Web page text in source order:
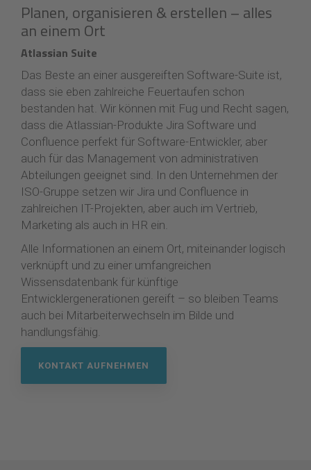
Planen, organisieren & erstellen – alles
an einem Ort
Atlassian Suite
Das Beste an einer ausgereiften Software-Suite ist,
dass sie eben zahlreiche Feuertaufen schon
bestanden hat. Wir können mit Fug und Recht sagen,
dass die Atlassian-Produkte Jira Software und
Confluence perfekt für Software-Entwickler, aber
auch für das Management von administrativen
Abteilungen geeignet sind. In den Unternehmen der
ISO-Gruppe setzen wir Jira und Confluence in
zahlreichen IT-Projekten, aber auch im Vertrieb,
Marketing als auch in HR ein.
Alle Informationen an einem Ort, miteinander logisch
verknüpft und zu einer umfangreichen
Wissensdatenbank für künftige
Entwicklergenerationen gereift – so bleiben Teams
auch bei Mitarbeiterwechseln im Bilde und
handlungsfähig.
KONTAKT AUFNEHMEN